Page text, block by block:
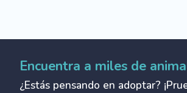
Encuentra a miles de
¿Estás pensando en adoptar?